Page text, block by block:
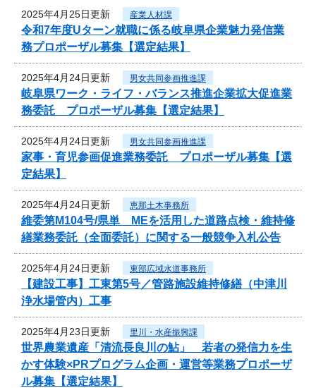
2025年4月25日更新 産業人材課
令和7年度Uターン就職に係る岐阜県企業魅力発信業
務プロポーザル募集【選定結果】
2025年4月24日更新 男女共同参画推進課
岐阜県ワーク・ライフ・バランス推進企業拡大促進業
務委託 プロポーザル募集【選定結果】
2025年4月24日更新 男女共同参画推進課
家事・育児参画促進業務委託 プロポーザル募集【選
定結果】
2025年4月24日更新 恵那土木事務所
維委第M104号/県単 MEを活用した道路点検・維持修
繕業務委託（全面委託）に関する一般競争入札公告
2025年4月24日更新 東部広域水道事務所
【建設工事】工東第5号／管路施設維持修繕（中津川
浄水場管内）工事
2025年4月23日更新 里川・水産振興課
世界農業遺産「清流長良川の鮎」 若者の発信力を生
かす体験×PRプログラム企画・運営等業務プロポーザ
ル募集【選定結果】